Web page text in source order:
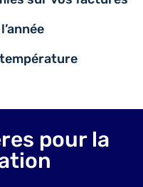
pour la